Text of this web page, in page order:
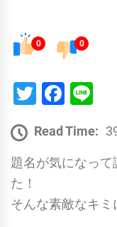
0 0
Twitter
Read Time:
題名が気になっ
た！
そんな素敵なキミ